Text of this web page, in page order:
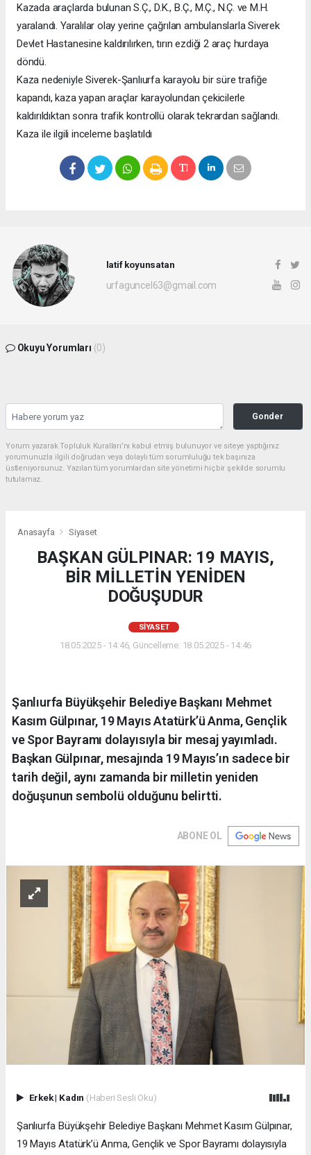
Kazada araçlarda bulunan S.Ç., D.K., B.Ç., M.Ç., N.Ç. ve M.H.
yaralandı. Yaralılar olay yerine çağrılan ambulanslarla Siverek
Devlet Hastanesine kaldırılırken, tırın ezdiği 2 araç hurdaya
döndü.
Kaza nedeniyle Siverek-Şanlıurfa karayolu bir süre trafiğe
kapandı, kaza yapan araçlar karayolundan çekicilerle
kaldırıldıktan sonra trafik kontrollü olarak tekrardan sağlandı.
Kaza ile ilgili inceleme başlatıldı
latif koyunsatan
urfaguncel63@gmail.com
Okuyu Yorumları (0)
Gonder
Yorum yazarak Topluluk Kuralları’nı kabul etmiş bulunuyor ve siteye yaptığınız
yorumunuzla ilgili doğrudan veya dolaylı tüm sorumluluğu tek başınıza
üstleniyorsunuz. Yazılan tüm yorumlardan site yönetimi hiçbir şekilde sorumlu
tutulamaz.
Anasayfa Siyaset
BAŞKAN GÜLPINAR: 19 MAYIS,
BİR MİLLETİN YENİDEN
DOĞUŞUDUR
SIYASET
18.05.2025 - 14:46, Güncelleme: 18.05.2025 - 14:46
Şanlıurfa Büyükşehir Belediye Başkanı Mehmet
Kasım Gülpınar, 19 Mayıs Atatürk’ü Anma, Gençlik
ve Spor Bayramı dolayısıyla bir mesaj yayımladı.
Başkan Gülpınar, mesajında 19 Mayıs’ın sadece bir
tarih değil, aynı zamanda bir milletin yeniden
doğuşunun sembolü olduğunu belirtti.
ABONE OL
Erkek| Kadın (Haberi Sesli Oku)
Şanlıurfa Büyükşehir Belediye Başkanı Mehmet Kasım Gülpınar,
19 Mayıs Atatürk’ü Anma, Gençlik ve Spor Bayramı dolayısıyla